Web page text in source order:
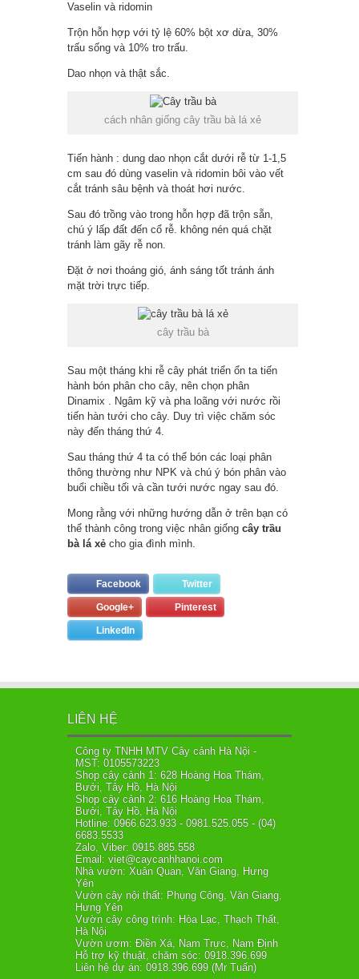
Vaselin và ridomin
Trộn hỗn hợp với tỷ lệ 60% bột xơ dừa, 30%
trấu sống và 10% tro trấu.
Dao nhọn và thật sắc.
cách nhân giống cây trầu bà lá xẻ
Tiến hành : dung dao nhọn cắt dưới rễ từ 1-1,5
cm sau đó dùng vaselin và ridomin bôi vào vết
cắt tránh sâu bệnh và thoát hơi nước.
Sau đó trồng vào trong hỗn hợp đã trộn sẵn,
chú ý lấp đất đến cổ rễ. không nén quá chặt
tránh làm gãy rễ non.
Đặt ở nơi thoáng gió, ánh sáng tốt tránh ánh
mặt trời trực tiếp.
cây trầu bà
Sau một tháng khi rễ cây phát triển ổn ta tiến
hành bón phân cho cây, nên chọn phân
Dinamix . Ngâm kỹ và pha loãng với nước rồi
tiến hàn tưới cho cây. Duy trì việc chăm sóc
này đến tháng thứ 4.
Sau tháng thứ 4 ta có thể bón các loại phân
thông thường như NPK và chú ý bón phân vào
buổi chiều tối và cần tưới nước ngay sau đó.
Mong rằng với những hướng dẫn ở trên bạn có
thể thành công trong việc nhân giống cây trầu
bà lá xẻ cho gia đình mình.
Facebook Twitter
Google+ Pinterest
LinkedIn
LIÊN HỆ
Công ty TNHH MTV Cây cảnh Hà Nội -
MST: 0105573223
Shop cây cảnh 1: 628 Hoàng Hoa Thám,
Bưởi, Tây Hồ, Hà Nội
Shop cây cảnh 2: 616 Hoàng Hoa Thám,
Bưởi, Tây Hồ, Hà Nội
Hotline: 0966.623.933 - 0981.525.055 - (04)
6683.5533
Zalo, Viber: 0915.885.558
Email: viet@caycanhhanoi.com
Nhà vườn: Xuân Quan, Văn Giang, Hưng
Yên
Vườn cây nội thất: Phụng Công, Văn Giang,
Hưng Yên
Vườn cây công trình: Hòa Lạc, Thạch Thất,
Hà Nội
Vườn ươm: Điền Xá, Nam Trực, Nam Định
Hỗ trợ kỹ thuật, chăm sóc: 0918.396.699
Liên hệ dự án: 0918.396.699 (Mr Tuấn)